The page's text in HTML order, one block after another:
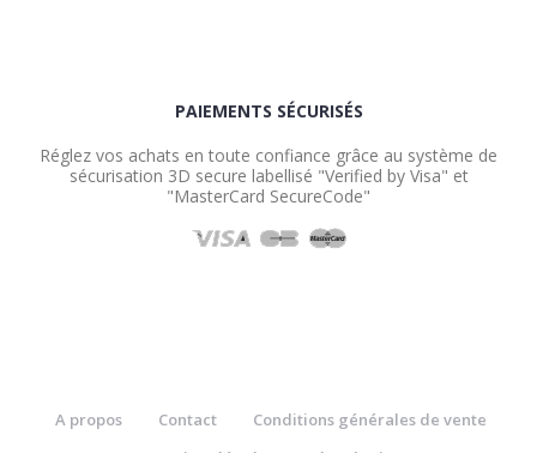
PAIEMENTS SÉCURISÉS
Réglez vos achats en toute confiance grâce au système de
sécurisation 3D secure labellisé "Verified by Visa" et
"MasterCard SecureCode"
A propos Contact
Conditions générales de vente